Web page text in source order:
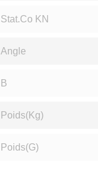
Stat.Co KN
Angle
B
Poids(Kg)
Poids(g)